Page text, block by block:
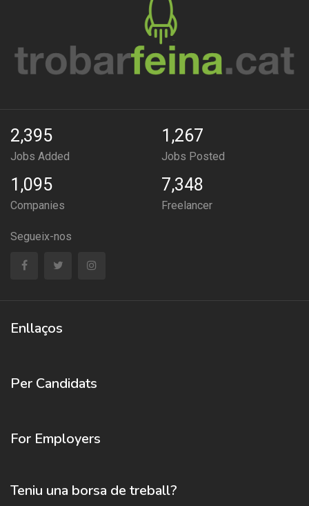
2,395
Jobs Added
1,267
Jobs Posted
1,095
Companies
7,348
Freelancer
Segueix-nos
Enllaços
Per Candidats
For Employers
Teniu una borsa de treball?